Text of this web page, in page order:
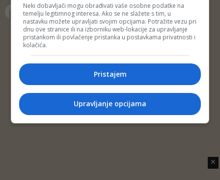
ambasadama koji su pokazali
interes, uputili podršku i osudili
gnusan atak na medijske slobode
Copyright © 2014 Depo Portal
Impressum
Kontakt Marketing
Privatnost korisnika
✕
Neki dobavljači mogu obrađivati vaše osobne podatke na
temelju legitimnog interesa. Ako se ne slažete s tim, u
nastavku možete upravljati svojim opcijama. Potražite vezu pri
dnu ove stranice ili na izborniku web-lokacije za upravljanje
pristankom ili povlačenje pristanka u postavkama privatnosti i
kolačića.
Pristajem
Upravljanje opcijama